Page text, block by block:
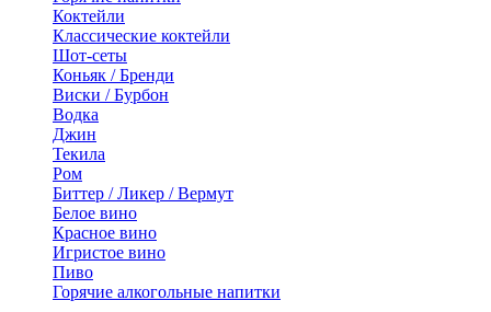
Коктейли
Классические коктейли
Шот-сеты
Коньяк / Бренди
Виски / Бурбон
Водка
Джин
Текила
Ром
Биттер / Ликер / Вермут
Белое вино
Красное вино
Игристое вино
Пиво
Горячие алкогольные напитки